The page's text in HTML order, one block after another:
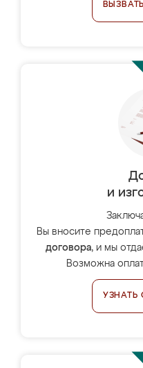
и
Вы вносите
договора, и мы
Возможна
УЗНАТЬ